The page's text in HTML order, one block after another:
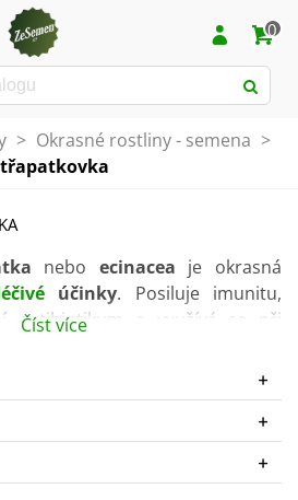
0
> Okrasné rostliny - semena >
nebo ecinacea je okrasná
éčivéúčinky. Posiluje imunitu,
antibiotikum a využívá se při
, vhodnou
či
na balkon a terasu.
a je ideálník řezudo
Číst více